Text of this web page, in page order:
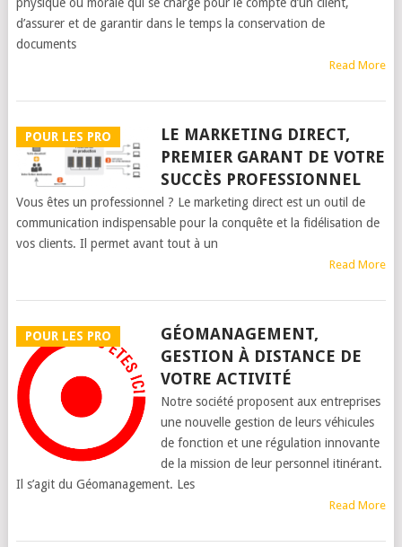
d’assurer et de garantir dans le temps la conservation de
documents
Read More
POUR LES PRO
LE MARKETING DIRECT,
PREMIER GARANT DE VOTRE
SUCCÈS PROFESSIONNEL
Vous êtes un professionnel ? Le marketing direct est un outil de
communication indispensable pour la conquête et la fidélisation de
vos clients. Il permet avant tout à un
Read More
POUR LES PRO
GÉOMANAGEMENT,
GESTION À DISTANCE DE
VOTRE ACTIVITÉ
Notre société proposent aux entreprises
une nouvelle gestion de leurs véhicules
de fonction et une régulation innovante
de la mission de leur personnel itinérant.
Il s’agit du Géomanagement. Les
Read More